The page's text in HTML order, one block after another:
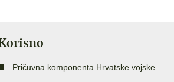
Pričuvna komponenta Hrvatske vojske